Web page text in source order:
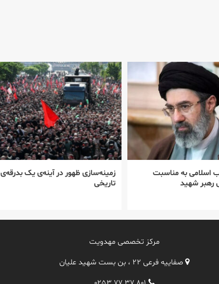
اسلامی به مناسبت
رهبر شهید
زمینه‌سازی ظهور در آینه‌ی یک بدرقه‌ی
تاریخی
مرکز تخصصی مهدویت
صفاییه فرعی ۲۲ ، بن بست شهید علیان